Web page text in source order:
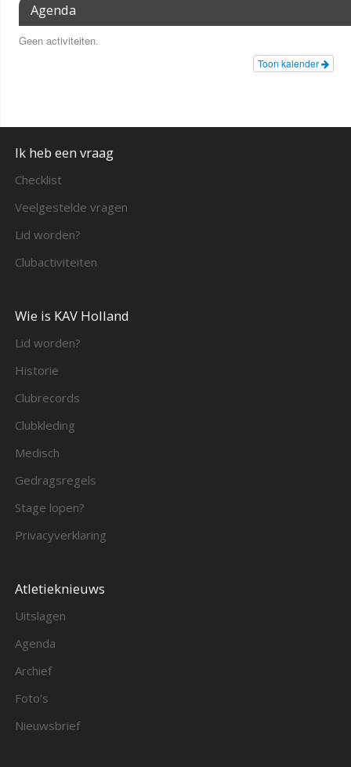
Agenda
Geen activiteiten.
Toon kalender
Ik heb een vraag
Checklist
Veelgestelde vragen
Lid worden?
Clubactiviteiten
Wie is KAV Holland
Lid worden?
Historie
Clubrecords
Clubkleding
Medisch
Gedragsregels
Stage lopen?
Privacyverklaring
Atletieknieuws
Uitslagen
Agenda
Archief
Foto’s
Nieuwsbrief